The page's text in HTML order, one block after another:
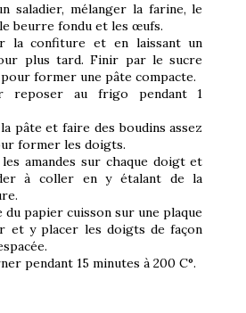
saladier, mélanger la farine, le
beurre fondu et les œufs.
la confiture et en laissant un
plus tard. Finir par le sucre
former une pâte compacte.
reposer au frigo pendant 1
pâte et faire des boudins assez
former les doigts.
amandes sur chaque doigt et
à coller en y étalant de la
papier cuisson sur une plaque
et y placer les doigts de façon
pendant 15 minutes à 200 C°.